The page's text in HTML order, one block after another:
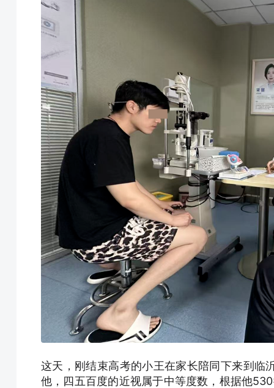
这天，刚结束高考的小王在家长陪同下来到临
他，四五百度的近视属于中等度数，根据他